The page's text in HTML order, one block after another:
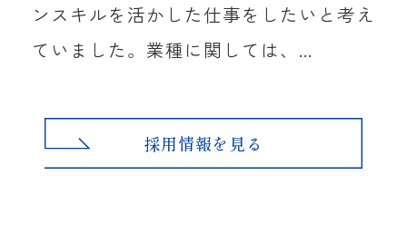
ンスキルを活かした仕事をしたいと考え
ていました。業種に関しては、...
採用情報を見る